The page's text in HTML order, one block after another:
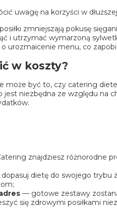
uwagę na korzyści w
zmniejszają pokusę
i utrzymać wymarzoną
urozmaicenie menu, co
w koszty?
może być to, czy catering
jest niezbędna ze względu na
znajdziesz różnorodne
dietę do swojego trybu
— gotowe zestawy
się zdrowymi posiłkami